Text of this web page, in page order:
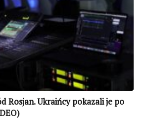
Rosjan. Ukraińcy pokazali je po